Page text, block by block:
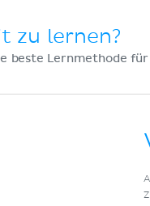
zu lernen?
beste Lernmethode für